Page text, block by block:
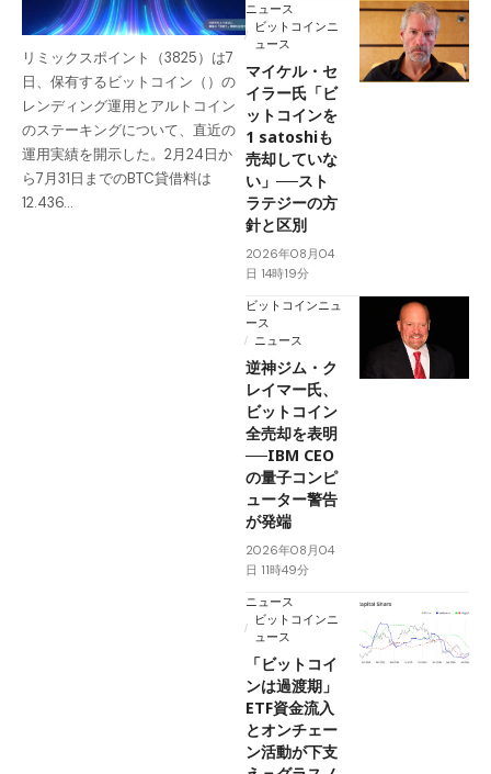
リミックスポイント（3825）は7
日、保有するビットコイン（）の
レンディング運用とアルトコイン
のステーキングについて、直近の
運用実績を開示した。2月24日か
ら7月31日までのBTC貸借料は
12.436…
ニュース
ビットコインニ
ュース
マイケル・セ
イラー氏「ビ
ットコインを
1 satoshiも
売却していな
い」──スト
ラテジーの方
針と区別
2026年08月04
日 14時19分
ビットコインニュ
ース
ニュース
逆神ジム・ク
レイマー氏、
ビットコイン
全売却を表明
──IBM CEO
の量子コンピ
ューター警告
が発端
2026年08月04
日 11時49分
ニュース
ビットコインニ
ュース
「ビットコイ
ンは過渡期」
ETF資金流入
とオンチェー
ン活動が下支